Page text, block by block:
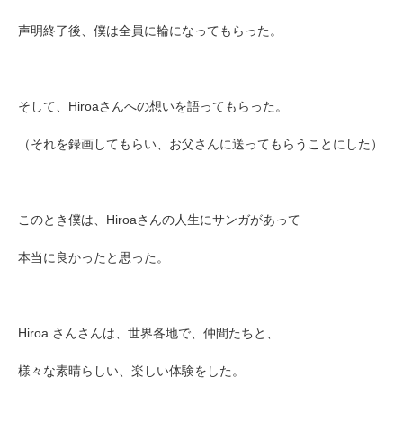
声明終了後、僕は全員に輪になってもらった。
そして、Hiroaさんへの想いを語ってもらった。
（それを録画してもらい、お父さんに送ってもらうことにした）
このとき僕は、Hiroaさんの人生にサンガがあって
本当に良かったと思った。
Hiroa さんさんは、世界各地で、仲間たちと、
様々な素晴らしい、楽しい体験をした。